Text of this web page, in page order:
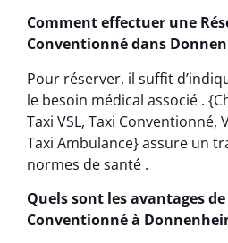
Comment effectuer une
Conventionné dans
Pour réserver, il suffit
le besoin médical associé .
Taxi VSL, Taxi Conventionné,
Taxi Ambulance} assure un
normes de santé .
Quels sont les avantages de
Conventionné à